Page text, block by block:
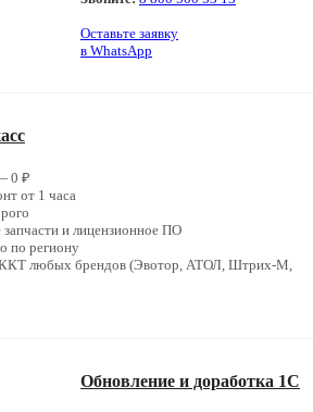
Оставьте заявку
в WhatsApp
0 ₽
от 1 часа
и лицензионное ПО
по региону
любых брендов (Эвотор, АТОЛ, Штрих-М,
Обновление и доработка 1С